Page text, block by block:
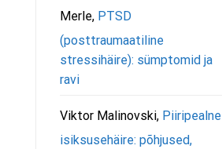
Merle, PTSD
(posttraumaatiline
stressihäire): sümptomid ja
ravi
Viktor Malinovski, Piiripealne
isiksusehäire: põhjused,